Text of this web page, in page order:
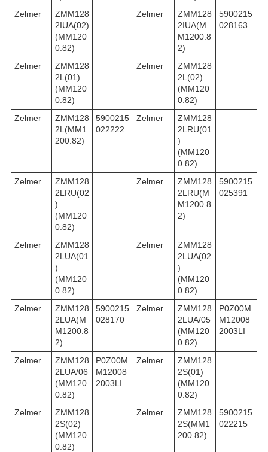
Zelmer
ZMM128
2IUA(02)
(MM120
0.82)
Zelmer
ZMM128
2IUA(M
M1200.8
2)
5900215
028163
Zelmer
ZMM128
2L(01)
(MM120
0.82)
Zelmer
ZMM128
2L(02)
(MM120
0.82)
Zelmer
ZMM128
2L(MM1
200.82)
5900215
022222
Zelmer
ZMM128
2LRU(01
)
(MM120
0.82)
Zelmer
ZMM128
2LRU(02
)
(MM120
0.82)
Zelmer
ZMM128
2LRU(M
M1200.8
2)
5900215
025391
Zelmer
ZMM128
2LUA(01
)
(MM120
0.82)
Zelmer
ZMM128
2LUA(02
)
(MM120
0.82)
Zelmer
ZMM128
2LUA(M
M1200.8
2)
5900215
028170
Zelmer
ZMM128
2LUA/05
(MM120
0.82)
P0Z00M
M12008
2003LI
Zelmer
ZMM128
2LUA/06
(MM120
0.82)
P0Z00M
M12008
2003LI
Zelmer
ZMM128
2S(01)
(MM120
0.82)
Zelmer
ZMM128
2S(02)
(MM120
0.82)
Zelmer
ZMM128
2S(MM1
200.82)
5900215
022215